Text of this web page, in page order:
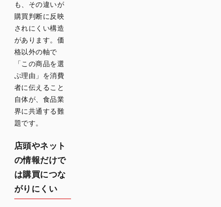
も、その違いが
購買判断に反映
されにくい構造
があります。価
格以外の軸で
「この商品を選
ぶ理由」を消費
者に伝えること
自体が、食品業
界に共通する難
題です。
店頭やネット
の情報だけで
は購買につな
がりにくい